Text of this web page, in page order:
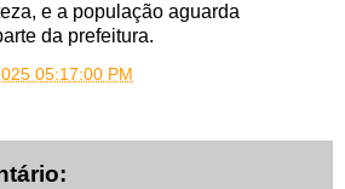
e a população aguarda
da prefeitura.
05:17:00 PM